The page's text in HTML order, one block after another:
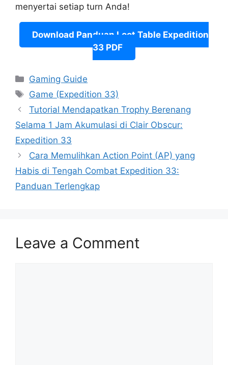
menyertai setiap turn Anda!
Download Panduan Loot Table Expedition
33 PDF
Categories
Gaming Guide
Tags
Game (Expedition 33)
Tutorial Mendapatkan Trophy Berenang
Selama 1 Jam Akumulasi di Clair Obscur:
Expedition 33
Cara Memulihkan Action Point (AP) yang
Habis di Tengah Combat Expedition 33:
Panduan Terlengkap
Leave a Comment